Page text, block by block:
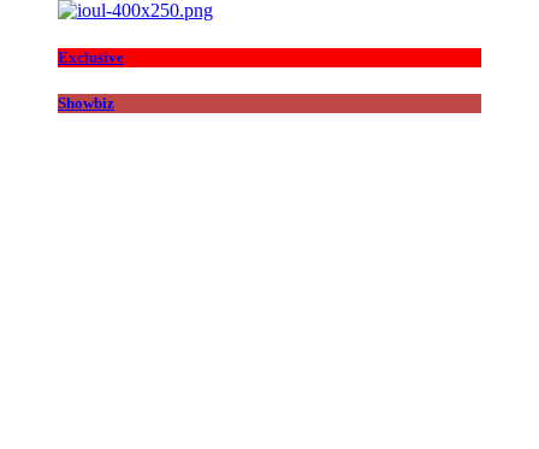
Exclusive
Showbiz